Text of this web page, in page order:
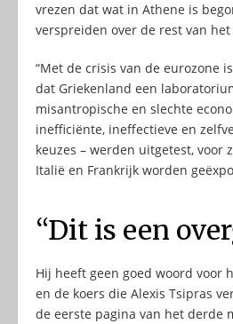
vrezen dat wat in Athene is
verspreiden over de rest van
“Met de crisis van de eurozone
dat Griekenland een
misantropische en slechte
inefficiënte, ineffectieve en
keuzes – werden uitgetest, voor
Italië en Frankrijk worden
“Dit is een
Hij heeft geen goed woord voor
en de koers die Alexis Tsipras
de eerste pagina van het derde